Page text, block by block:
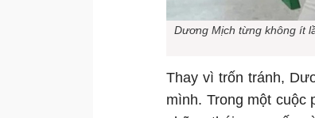
Dương Mịch từng không ít
Thay vì trốn tránh,
mình. Trong một cuộc